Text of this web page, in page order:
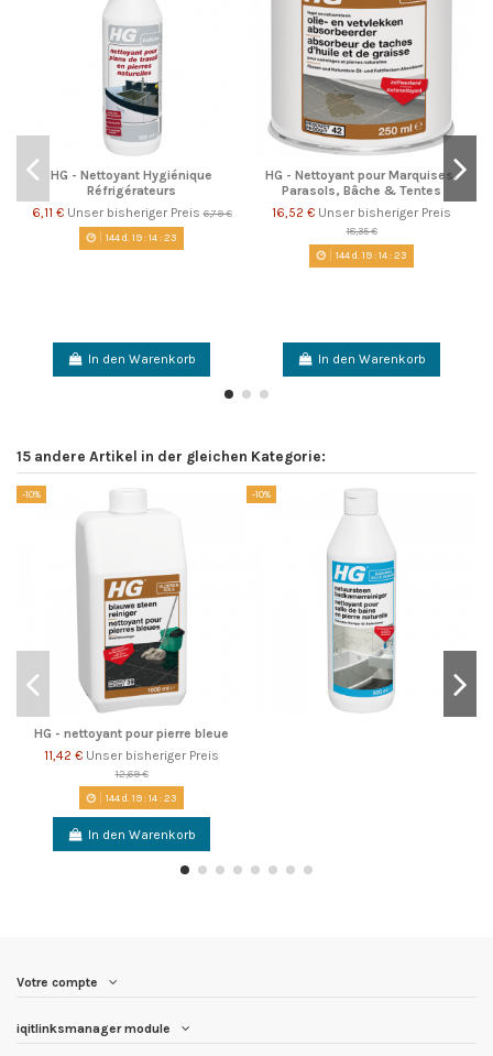
HG - Nettoyant Hygiénique
Réfrigérateurs
6,11 € Unser bisheriger Preis6,79 €
144d.19:14:23
In den Warenkorb
HG - Nettoyant pour Marquises,
Parasols, Bâche & Tentes
16,52 € Unser bisheriger Preis
18,35 €
144d.19:14:23
In den Warenkorb
15 andere Artikel in der gleichen Kategorie:
-10%
HG - nettoyant pour pierre bleue
11,42 € Unser bisheriger Preis
12,69 €
144d. 19:14:23
In den Warenkorb
-10%
Votre compte
iqitlinksmanager module